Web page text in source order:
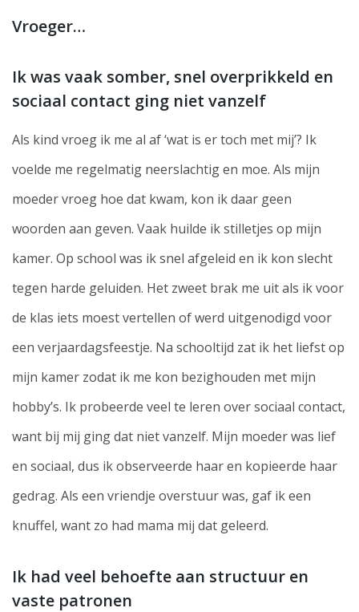
Vroeger…
Ik was vaak somber, snel overprikkeld en
sociaal contact ging niet vanzelf
Als kind vroeg ik me al af ‘wat is er toch met mij’? Ik
voelde me regelmatig neerslachtig en moe. Als mijn
moeder vroeg hoe dat kwam, kon ik daar geen
woorden aan geven. Vaak huilde ik stilletjes op mijn
kamer. Op school was ik snel afgeleid en ik kon slecht
tegen harde geluiden. Het zweet brak me uit als ik voor
de klas iets moest vertellen of werd uitgenodigd voor
een verjaardagsfeestje. Na schooltijd zat ik het liefst op
mijn kamer zodat ik me kon bezighouden met mijn
hobby’s. Ik probeerde veel te leren over sociaal contact,
want bij mij ging dat niet vanzelf. Mijn moeder was lief
en sociaal, dus ik observeerde haar en kopieerde haar
gedrag. Als een vriendje overstuur was, gaf ik een
knuffel, want zo had mama mij dat geleerd.
Ik had veel behoefte aan structuur en
vaste patronen